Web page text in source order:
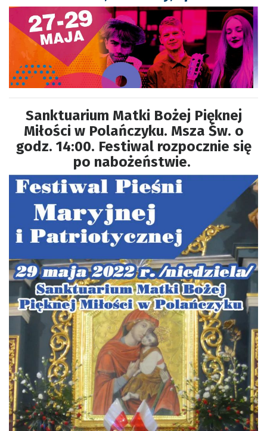
Sanktuarium Matki Bożej Pięknej
Miłości w Polańczyku. Msza Św. o
godz. 14:00. Festiwal rozpocznie się
po nabożeństwie.